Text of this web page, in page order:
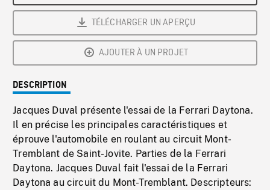
TÉLÉCHARGER UN APERÇU
AJOUTER À UN PROJET
DESCRIPTION
Jacques Duval présente l'essai de la Ferrari Daytona.
Il en précise les principales caractéristiques et
éprouve l'automobile en roulant au circuit Mont-
Tremblant de Saint-Jovite. Parties de la Ferrari
Daytona. Jacques Duval fait l'essai de la Ferrari
Daytona au circuit du Mont-Tremblant. Descripteurs: